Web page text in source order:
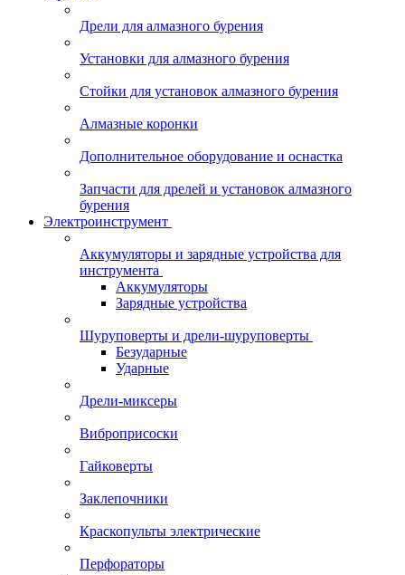
Дрели для алмазного бурения
Установки для алмазного бурения
Стойки для установок алмазного бурения
Алмазные коронки
Дополнительное оборудование и оснастка
Запчасти для дрелей и установок алмазного
бурения
Электроинструмент
Аккумуляторы и зарядные устройства для
инструмента
Аккумуляторы
Зарядные устройства
Шуруповерты и дрели-шуруповерты
Безударные
Ударные
Дрели-миксеры
Виброприсоски
Гайковерты
Заклепочники
Краскопульты электрические
Перфораторы